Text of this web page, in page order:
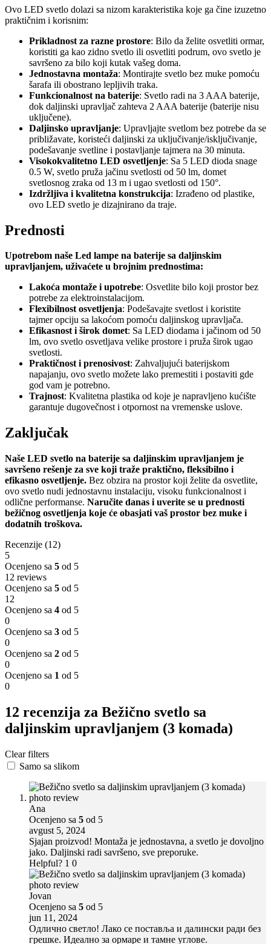
Ovo LED svetlo dolazi sa nizom karakteristika koje ga čine izuzetno
praktičnim i korisnim:
Prikladnost za razne prostore: Bilo da želite osvetliti ormar,
koristiti ga kao zidno svetlo ili osvetliti podrum, ovo svetlo je
savršeno za bilo koji kutak vašeg doma.
Jednostavna montaža: Montirajte svetlo bez muke pomoću
šarafa ili obostrano lepljivih traka.
Funkcionalnost na baterije: Svetlo radi na 3 AAA baterije,
dok daljinski upravljač zahteva 2 AAA baterije (baterije nisu
uključene).
Daljinsko upravljanje: Upravljajte svetlom bez potrebe da se
približavate, koristeći daljinski za uključivanje/isključivanje,
podešavanje svetline i postavljanje tajmera na 30 minuta.
Visokokvalitetno LED osvetljenje: Sa 5 LED dioda snage
0.5 W, svetlo pruža jačinu svetlosti od 50 lm, domet
svetlosnog zraka od 13 m i ugao svetlosti od 150°.
Izdržljiva i kvalitetna konstrukcija: Izrađeno od plastike,
ovo LED svetlo je dizajnirano da traje.
Prednosti
Upotrebom naše Led lampe na baterije sa daljinskim
upravljanjem, uživaćete u brojnim prednostima:
Lakoća montaže i upotrebe: Osvetlite bilo koji prostor bez
potrebe za elektroinstalacijom.
Flexibilnost osvetljenja: Podešavajte svetlost i koristite
tajmer opciju sa lakoćom pomoću daljinskog upravljača.
Efikasnost i širok domet: Sa LED diodama i jačinom od 50
lm, ovo svetlo osvetljava velike prostore i pruža širok ugao
svetlosti.
Praktičnost i prenosivost: Zahvaljujući baterijskom
napajanju, ovo svetlo možete lako premestiti i postaviti gde
god vam je potrebno.
Trajnost: Kvalitetna plastika od koje je napravljeno kućište
garantuje dugovečnost i otpornost na vremenske uslove.
Zaključak
Naše LED svetlo na baterije sa daljinskim upravljanjem je
savršeno rešenje za sve koji traže praktično, fleksibilno i
efikasno osvetljenje. Bez obzira na prostor koji želite da osvetlite,
ovo svetlo nudi jednostavnu instalaciju, visoku funkcionalnost i
odlične performanse. Naručite danas i uverite se u prednosti
bežičnog osvetljenja koje će obasjati vaš prostor bez muke i
dodatnih troškova.
Recenzije (12)
5
Ocenjeno sa 5 od 5
12 reviews
Ocenjeno sa 5 od 5
12
Ocenjeno sa 4 od 5
0
Ocenjeno sa 3 od 5
0
Ocenjeno sa 2 od 5
0
Ocenjeno sa 1 od 5
0
12 recenzija za Bežično svetlo sa
daljinskim upravljanjem (3 komada)
Clear filters
Samo sa slikom
Ana
Ocenjeno sa 5 od 5
avgust 5, 2024
Sjajan proizvod! Montaža je jednostavna, a svetlo je dovoljno
jako. Daljinski radi savršeno, sve preporuke.
Helpful? 1 0
Jovan
Ocenjeno sa 5 od 5
jun 11, 2024
Одлично светло! Лако се поставља и далински ради без
грешке. Идеално за ормаре и тамне углове.